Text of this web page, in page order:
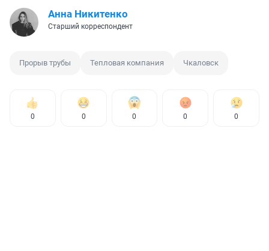
Анна Никитенко
Старший корреспондент
Прорыв трубы Тепловая компания Чкаловск
0 0 0 0 0